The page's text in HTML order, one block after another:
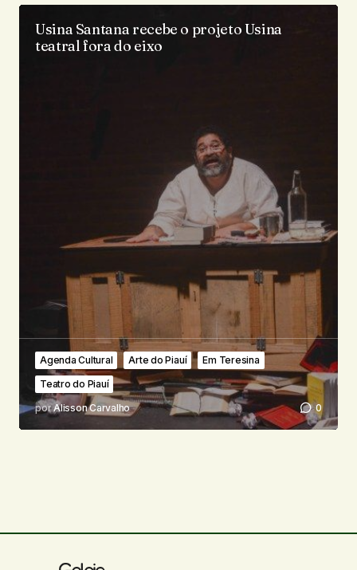
Usina Santana recebe o projeto Usina
teatral fora do eixo
Agenda Cultural Arte do Piauí
Em Teresina
Teatro do Piauí
porAlisson Carvalho 0